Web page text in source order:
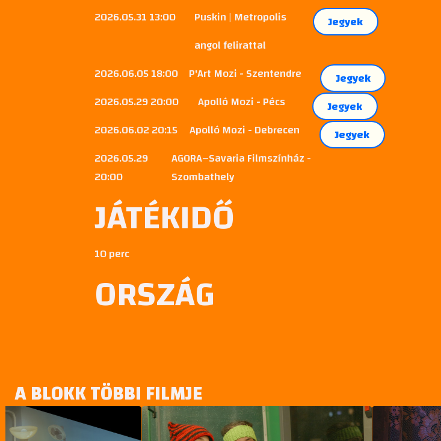
2026.05.31 13:00
Puskin | Metropolis
angol felirattal
Jegyek
2026.06.05 18:00 P'Art Mozi - Szentendre
Jegyek
2026.05.29 20:00
Apolló Mozi - Pécs
Jegyek
2026.06.02 20:15
Apolló Mozi - Debrecen
Jegyek
2026.05.29
20:00
AGORA–Savaria Filmszínház -
Szombathely
JÁTÉKIDŐ
10 perc
ORSZÁG
A BLOKK TÖBBI FILMJE